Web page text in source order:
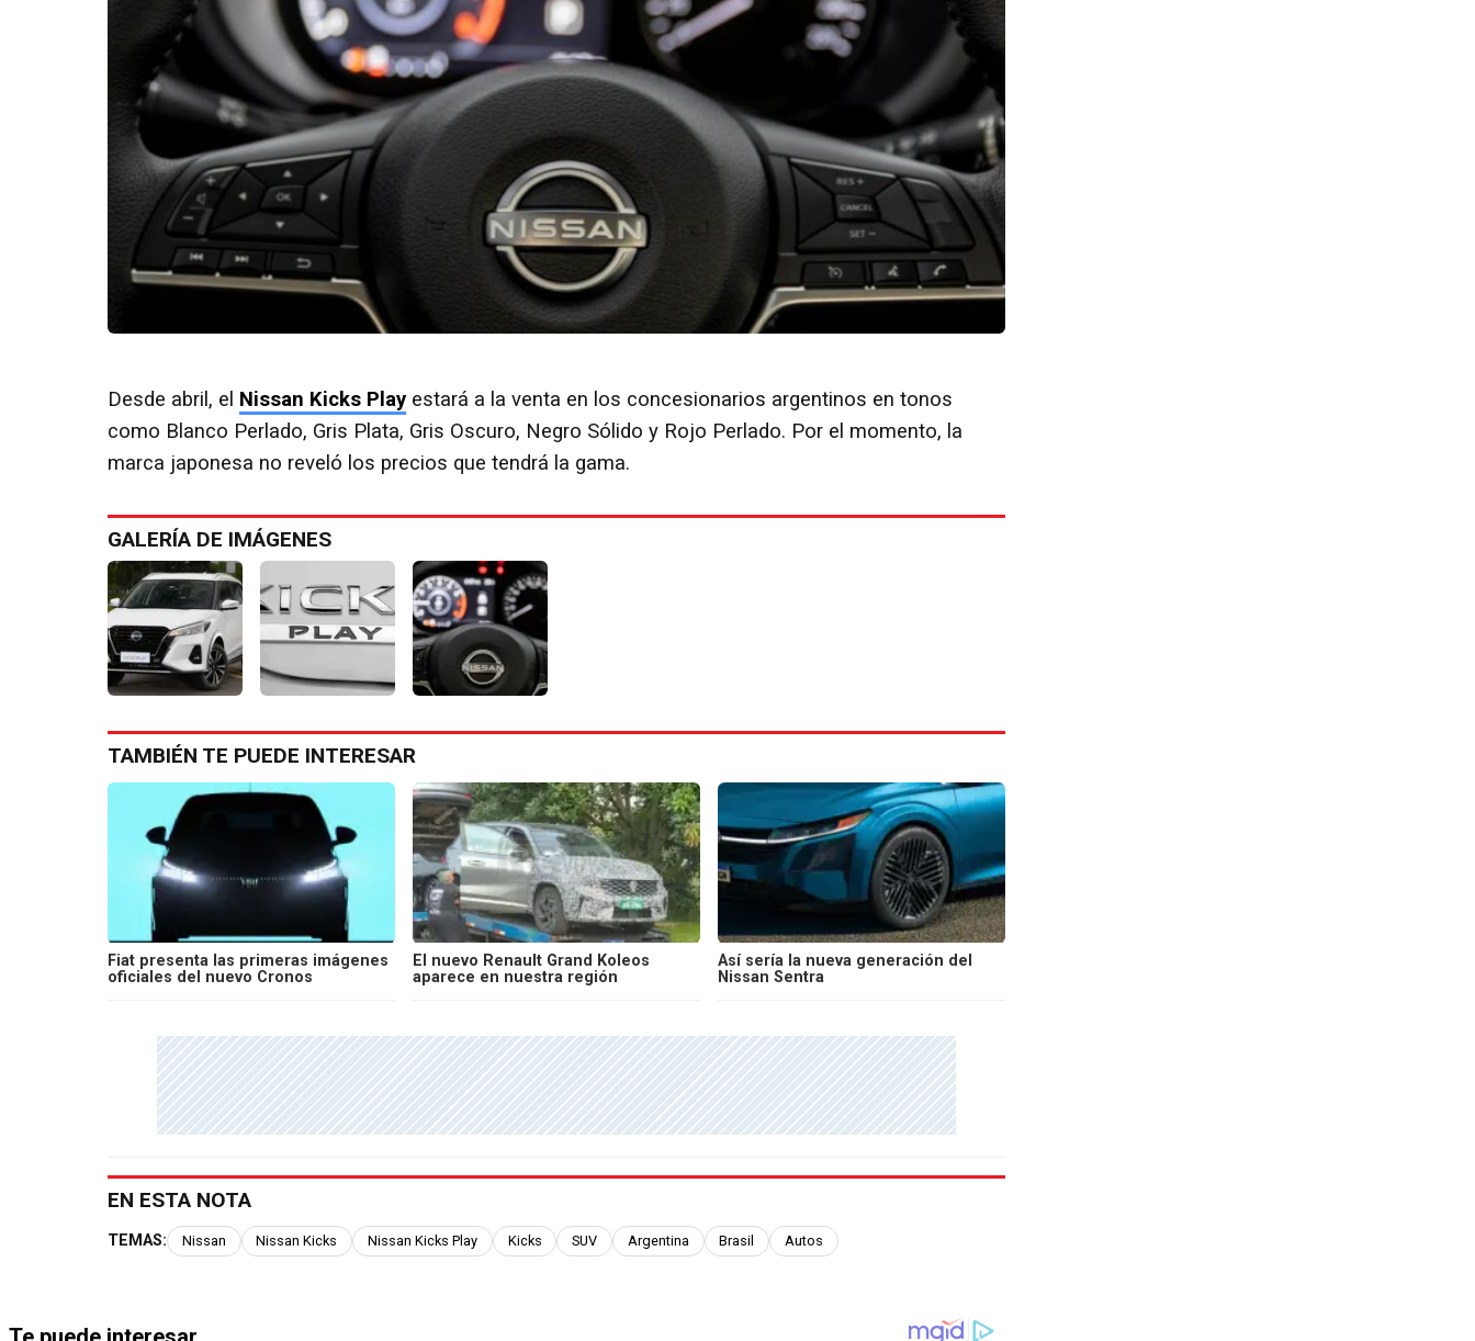
Desde abril, el Nissan Kicks Play estará a la venta en los concesionarios argentinos en tonos
como Blanco Perlado, Gris Plata, Gris Oscuro, Negro Sólido y Rojo Perlado. Por el momento, la
marca japonesa no reveló los precios que tendrá la gama.
GALERÍA DE IMÁGENES
TAMBIÉN TE PUEDE INTERESAR
Fiat presenta las primeras imágenes
oficiales del nuevo Cronos
El nuevo Renault Grand Koleos
aparece en nuestra región
Así sería la nueva generación del
Nissan Sentra
EN ESTA NOTA
TEMAS: Nissan Nissan Kicks Nissan Kicks Play Kicks SUV Argentina Brasil Autos